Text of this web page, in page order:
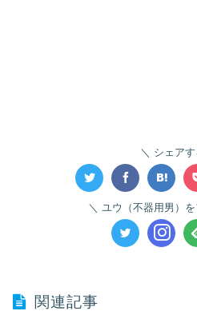
シェアす
ユウ（不器用男）
関連記事